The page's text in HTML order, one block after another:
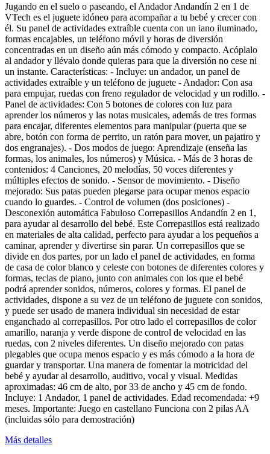
Jugando en el suelo o paseando, el Andador Andandín 2 en 1 de
VTech es el juguete idóneo para acompañar a tu bebé y crecer con
él. Su panel de actividades extraíble cuenta con un iano iluminado,
formas encajables, un teléfono móvil y horas de diversión
concentradas en un diseño aún más cómodo y compacto. Acóplalo
al andador y llévalo donde quieras para que la diversión no cese ni
un instante. Características: - Incluye: un andador, un panel de
actividades extraíble y un teléfono de juguete - Andador: Con asa
para empujar, ruedas con freno regulador de velocidad y un rodillo. -
Panel de actividades: Con 5 botones de colores con luz para
aprender los números y las notas musicales, además de tres formas
para encajar, diferentes elementos para manipular (puerta que se
abre, botón con forma de perrito, un ratón para mover, un pajatiro y
dos engranajes). - Dos modos de juego: Aprendizaje (enseña las
formas, los animales, los números) y Música. - Más de 3 horas de
contenidos: 4 Canciones, 20 melodías, 50 voces diferentes y
múltiples efectos de sonido. - Sensor de movimiento. - Diseño
mejorado: Sus patas pueden plegarse para ocupar menos espacio
cuando lo guardes. - Control de volumen (dos posiciones) -
Desconexión automática Fabuloso Correpasillos Andandín 2 en 1,
para ayudar al desarrollo del bebé. Este Correpasillos está realizado
en materiales de alta calidad, perfecto para ayudar a los pequeños a
caminar, aprender y divertirse sin parar. Un correpasillos que se
divide en dos partes, por un lado el panel de actividades, en forma
de casa de color blanco y celeste con botones de diferentes colores y
formas, teclas de piano, junto con animales con los que el bebé
podrá aprender sonidos, números, colores y formas. El panel de
actividades, dispone a su vez de un teléfono de juguete con sonidos,
y puede ser usado de manera individual sin necesidad de estar
enganchado al correpasillos. Por otro lado el correpasillos de color
amarillo, naranja y verde dispone de control de velocidad en las
ruedas, con 2 niveles diferentes. Un diseño mejorado con patas
plegables que ocupa menos espacio y es más cómodo a la hora de
guardar y transportar. Una manera de fomentar la motricidad del
bebé y ayudar al desarrollo, auditivo, vocal y visual. Medidas
aproximadas: 46 cm de alto, por 33 de ancho y 45 cm de fondo.
Incluye: 1 Andador, 1 panel de actividades. Edad recomendada: +9
meses. Importante: Juego en castellano Funciona con 2 pilas AA
(incluidas sólo para demostración)
Más detalles